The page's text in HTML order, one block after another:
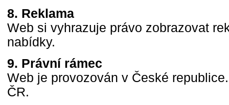
8. Reklama
Web si vyhrazuje právo zobrazovat
nabídky.
9. Právní rámec
Web je provozován v České
ČR.